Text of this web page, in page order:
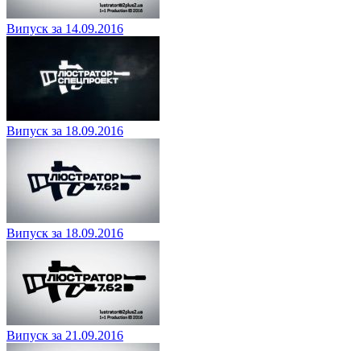
Випуск за 14.09.2016
Випуск за 18.09.2016
Випуск за 18.09.2016
Випуск за 21.09.2016